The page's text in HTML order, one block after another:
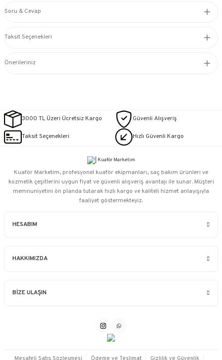
Soru & Cevap
Taksit Seçenekleri
Önerileriniz
3000 TL Üzeri Ücretsiz Kargo Güvenli Alışveriş
Taksit Seçenekleri Hızlı Güvenli Kargo
HESABIM
HAKKIMIZDA
BİZE ULAŞIN
Kuaför Marketim, profesyonel kuaför ekipmanları, saç bakım ürünleri ve
kozmetik çeşitlerini uygun fiyat ve güvenli alışveriş avantajı ile sunar. Müşteri
memnuniyetini ön planda tutarak hızlı kargo ve kaliteli hizmet anlayışıyla
faaliyet göstermekteyiz.
Mesafeli Satış Sözleşmesi Ödeme ve Teslimat Gizlilik ve Güvenlik